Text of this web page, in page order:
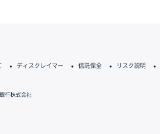
ディスクレイマー 信託保全 リスク説明
行株式会社